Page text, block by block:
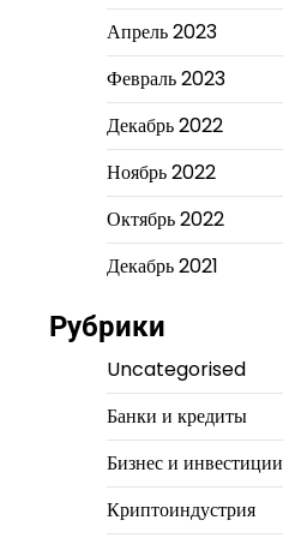
Апрель 2023
Февраль 2023
Декабрь 2022
Ноябрь 2022
Октябрь 2022
Декабрь 2021
Рубрики
Uncategorised
Банки и кредиты
Бизнес и инвестиции
Криптоиндустрия